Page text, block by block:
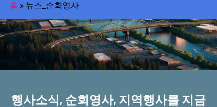
홈 » 뉴스_순회영사오레곤한인회!
행사소식, 순회영사, 지역행사를 지금